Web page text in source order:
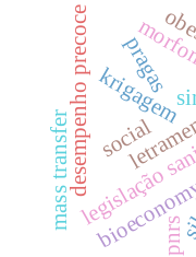
legislação
desempenho precoce pragas
krigagem
mass transfer
pnrs
social